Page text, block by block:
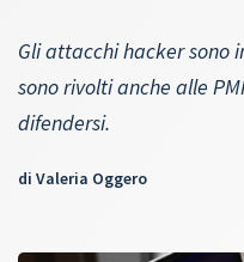
Gli attacchi hacker sono
sono rivolti anche alle
difendersi.
di Valeria Oggero